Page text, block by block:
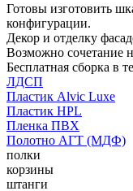
Готовы изготовить
конфигурации.
Декор и отделку
Возможно сочетание
Бесплатная сборка в
ЛДСП
Пластик Alvic Luxe
Пластик HPL
Пленка ПВХ
Полотно АГТ (МДФ)
полки
корзины
штанги